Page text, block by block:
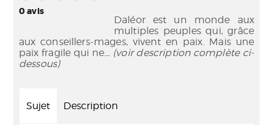
0avis
Daléor est un monde aux
multiples peuples qui, grâce
aux conseillers-mages, vivent en paix. Mais une
paix fragile qui ne... (voir description complète ci-
dessous)
Sujet Description